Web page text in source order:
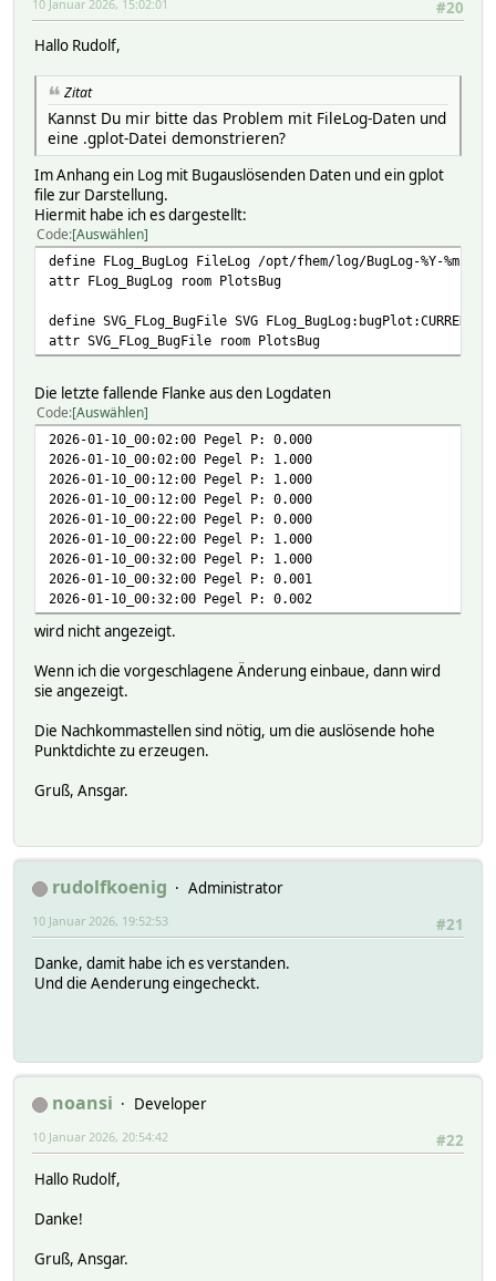
#20
10 Januar 2026, 15:02:01
Hallo Rudolf,
Zitat
Kannst Du mir bitte das Problem mit FileLog-Daten und
eine .gplot-Datei demonstrieren?
Im Anhang ein Log mit Bugauslösenden Daten und ein gplot
file zur Darstellung.
Hiermit habe ich es dargestellt:
Code Auswählen
define FLog_BugLog FileLog /opt/fhem/log/BugLog-%Y-
attr FLog_BugLog room PlotsBug
define SVG_FLog_BugFile SVG FLog_BugLog:bugPlot:CURRENT
attr SVG_FLog_BugFile room PlotsBug
Die letzte fallende Flanke aus den Logdaten
Code Auswählen
2026-01-10_00:02:00 Pegel P: 0.000
2026-01-10_00:02:00 Pegel P: 1.000
2026-01-10_00:12:00 Pegel P: 1.000
2026-01-10_00:12:00 Pegel P: 0.000
2026-01-10_00:22:00 Pegel P: 0.000
2026-01-10_00:22:00 Pegel P: 1.000
2026-01-10_00:32:00 Pegel P: 1.000
2026-01-10_00:32:00 Pegel P: 0.001
2026-01-10_00:32:00 Pegel P: 0.002
wird nicht angezeigt.
Wenn ich die vorgeschlagene Änderung einbaue, dann wird
sie angezeigt.
Die Nachkommastellen sind nötig, um die auslösende hohe
Punktdichte zu erzeugen.
Gruß, Ansgar.
rudolfkoenig
Administrator
#21
10 Januar 2026, 19:52:53
Danke, damit habe ich es verstanden.
Und die Aenderung eingecheckt.
noansi
Developer
#22
10 Januar 2026, 20:54:42
Hallo Rudolf,
Danke!
Gruß, Ansgar.